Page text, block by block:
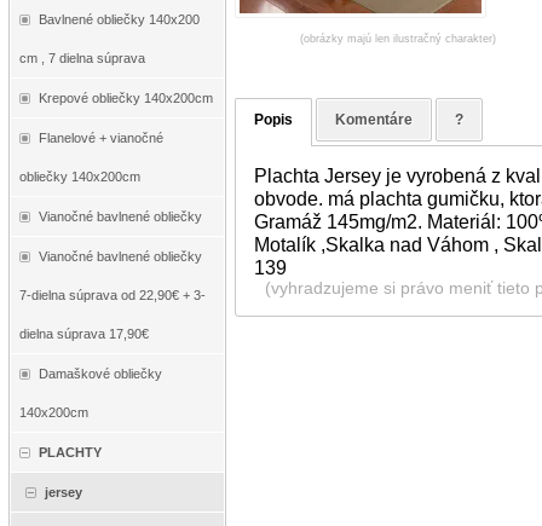
Bavlnené obliečky 140x200
cm , 7 dielna súprava
Krepové obliečky 140x200cm
Flanelové + vianočné
obliečky 140x200cm
Vianočné bavlnené obliečky
Vianočné bavlnené obliečky
7-dielna súprava od 22,90€ + 3-
dielna súprava 17,90€
Damaškové obliečky
140x200cm
PLACHTY
jersey
(obrázky majú len ilustračný charakter)
Popis Komentáre ?
Plachta Jersey je vyrobená z
obvode. má plachta gumičku,
Gramáž 145mg/m2. Materiál:
Motalík ,Skalka nad Váhom ,
139
(vyhradzujeme si právo meniť tieto